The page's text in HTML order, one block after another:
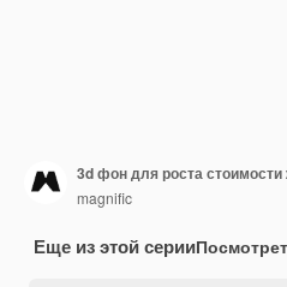
3d фон для роста стоимости
magnific
Еще из этой серии